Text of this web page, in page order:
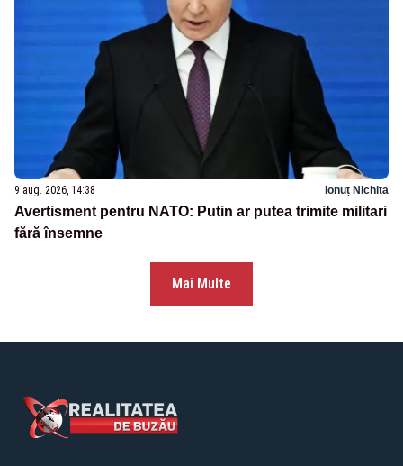
9 aug. 2026, 14:38 Ionuț Nichita
Avertisment pentru NATO: Putin ar putea trimite militari
fără însemne
Mai Multe